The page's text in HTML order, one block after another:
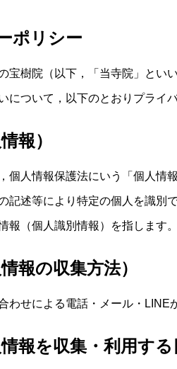
ポリシー
宝樹院（以下，「当寺院」とい
について，以下のとおりプライ
報）
個人情報保護法にいう「個人
記述等により特定の個人を識別
報（個人識別情報）を指します。
報の収集方法）
わせによる電話・メール・LINE
報を収集・利用する